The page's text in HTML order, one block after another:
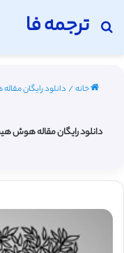
ترجمه فا
جستجو برای
خانه/ دانلود رایگان
دانلود رایگان مقاله هوش